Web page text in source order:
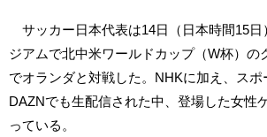
サッカー日本代表は14日（日本時間15日
ジアムで北中米ワールドカップ（W杯）の
でオランダと対戦した。NHKに加え、ス
DAZNでも生配信された中、登場した女性
っている。